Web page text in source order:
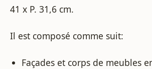
41 x P. 31,6 cm.
Il est composé comme suit:
Façades et corps de meubles